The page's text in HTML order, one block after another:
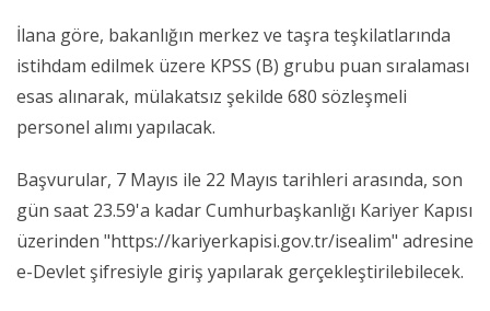
İlana göre, bakanlığın merkez ve taşra teşkilatlarında
istihdam edilmek üzere KPSS (B) grubu puan sıralaması
esas alınarak, mülakatsız şekilde 680 sözleşmeli
personel alımı yapılacak.
Başvurular, 7 Mayıs ile 22 Mayıs tarihleri arasında, son
gün saat 23.59'a kadar Cumhurbaşkanlığı Kariyer Kapısı
üzerinden "https://kariyerkapisi.gov.tr/isealim" adresine
e-Devlet şifresiyle giriş yapılarak gerçekleştirilebilecek.